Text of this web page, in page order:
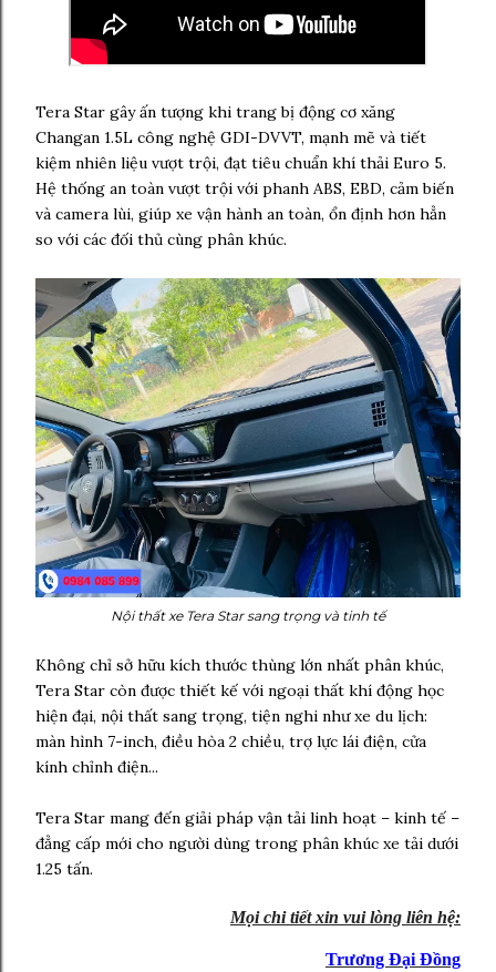
Tera Star gây ấn tượng khi trang bị động cơ xăng
Changan 1.5L công nghệ GDI-DVVT, mạnh mẽ và tiết
kiệm nhiên liệu vượt trội, đạt tiêu chuẩn khí thải Euro 5.
Hệ thống an toàn vượt trội với phanh ABS, EBD, cảm biến
và camera lùi, giúp xe vận hành an toàn, ổn định hơn hẳn
so với các đối thủ cùng phân khúc.
Nội thất xe Tera Star sang trọng và tinh tế
Không chỉ sở hữu kích thước thùng lớn nhất phân khúc,
Tera Star còn được thiết kế với ngoại thất khí động học
hiện đại, nội thất sang trọng, tiện nghi như xe du lịch:
màn hình 7-inch, điều hòa 2 chiều, trợ lực lái điện, cửa
kính chỉnh điện...
Tera Star mang đến giải pháp vận tải linh hoạt – kinh tế –
đẳng cấp mới cho người dùng trong phân khúc xe tải dưới
1.25 tấn.
Mọi chi tiết xin vui lòng liên hệ:
Trương Đại Đồng